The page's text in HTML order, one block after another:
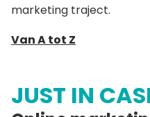
marketing traject.
Van A tot Z
JUST IN